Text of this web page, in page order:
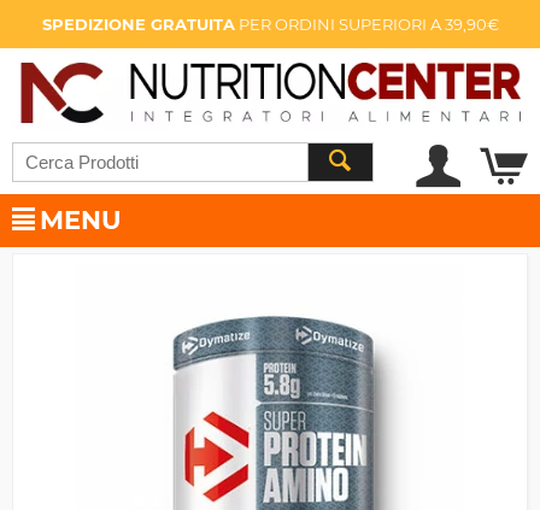
SPEDIZIONE GRATUITAPER ORDINI SUPERIORI A 39,90€
MENU